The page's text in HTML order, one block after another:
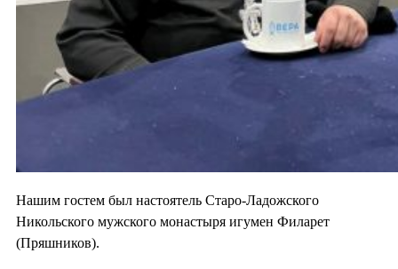
Нашим гостем был настоятель Старо-Ладожского
Никольского мужского монастыря игумен Филарет
(Пряшников).